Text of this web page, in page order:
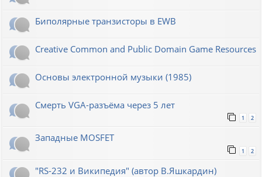
Биполярные транзисторы в EWB
Creative Common and Public Domain Game Resources
Основы электронной музыки (1985)
Смерть VGA-разъёма через 5 лет
1 2
Западные MOSFET
1 2
"RS-232 и Википедия" (автор В.Яшкардин)